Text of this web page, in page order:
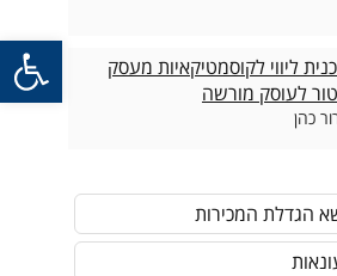
פתח
ליווי לקוסמטיקאיות מעסק
לעוסק מורשה
כהן
הגדלת המכירות